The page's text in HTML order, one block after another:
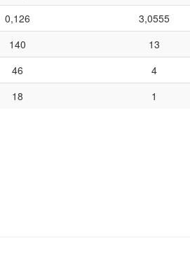
0,126 3,0555
140 13
46 4
18 1